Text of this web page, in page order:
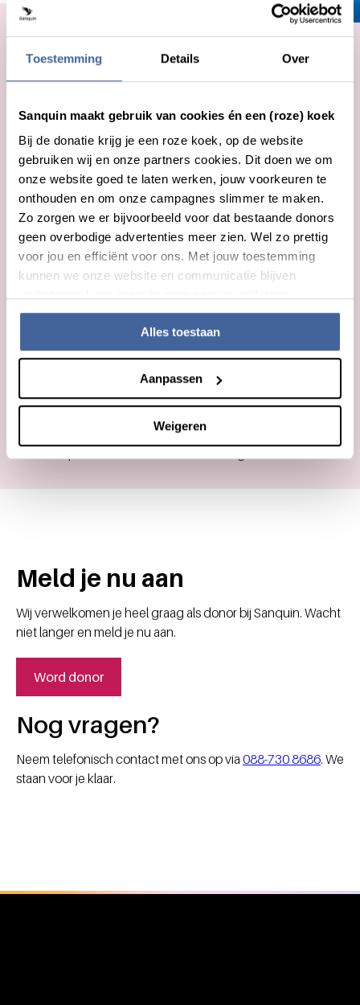
Toestemming Details Over
Sanquin maakt gebruik van cookies én een (roze) koek
Bij de donatie krijg je een roze koek, op de website
gebruiken wij en onze partners cookies. Dit doen we om
onze website goed te laten werken, jouw voorkeuren te
onthouden en om onze campagnes slimmer te maken.
Zo zorgen we er bijvoorbeeld voor dat bestaande donors
geen overbodige advertenties meer zien. Wel zo prettig
voor jou en efficiënt voor ons. Met jouw toestemming
kunnen we onze website en communicatie blijven
Alles toestaan
Aanpassen
Weigeren
4 goede redenen om donor
te worden:
Levens redden: Één op de vier mensen heeft
ooit bloed nodig om te overleven, te herstellen of
ziekte te voorkomen. Als bloeddonor heb je een
grote impact op het leven van bijvoorbeeld mensen
met kanker, slachtoffers van verkeersongelukken
en vrouwen én baby’s na een zware bevalling;
Een goed gevoel:Bloed of plasma doneren
betekent iets goeds doen voor en ander. Het
gevoel dat je een ander helpt, daar kan niets
tegenop!
Gezondheidscheck:Bij elke donatie krijg je een
korte medische keuring. Het is mooi meegenomen
dat je als donor regelmatig inzicht krijgt in je eigen
Bloedvoorraad op peil houden:Door
samen met alle andere donors dat er genoeg bloed
Meld je nu aan
Wij verwelkomen je heel graag als donor bij Sanquin. Wacht
niet langer en meld je nu aan.
Word donor
Nog vragen?
Neem telefonisch contact met ons op via 088-730 8686. We
staan voor je klaar.